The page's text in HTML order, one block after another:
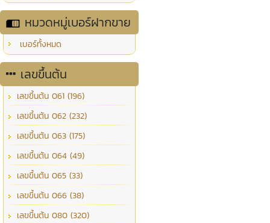
หมวดหมู่เบอร์ฝากขาย
เบอร์ทั้งหมด
เลขขึ้นต้น
เลขขึ้นต้น 061 (196)
เลขขึ้นต้น 062 (232)
เลขขึ้นต้น 063 (175)
เลขขึ้นต้น 064 (49)
เลขขึ้นต้น 065 (33)
เลขขึ้นต้น 066 (38)
เลขขึ้นต้น 080 (320)